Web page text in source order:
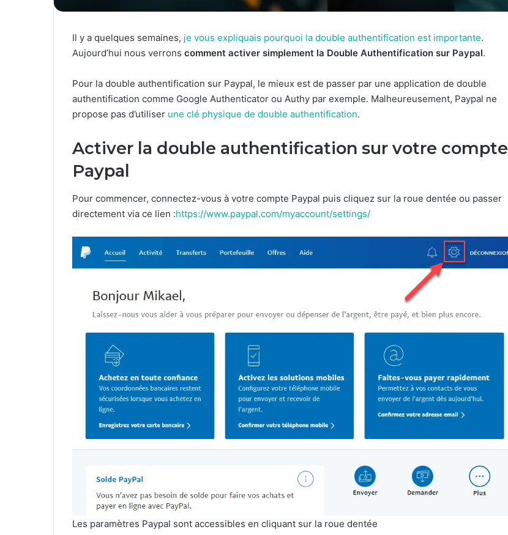
Il y a quelques semaines, je vous expliquais pourquoi la double authentification est importante.
Aujourd’hui nous verrons comment activer simplement la Double Authentification sur Paypal.
Pour la double authentification sur Paypal, le mieux est de passer par une application de double
authentification comme Google Authenticator ou Authy par exemple. Malheureusement, Paypal ne
propose pas d’utiliser une clé physique de double authentification.
Activer la double authentification sur votre compte
Paypal
Pour commencer, connectez-vous à votre compte Paypal puis cliquez sur la roue dentée ou passer
directement via ce lien :https://www.paypal.com/myaccount/settings/
Les paramètres Paypal sont accessibles en cliquant sur la roue dentée